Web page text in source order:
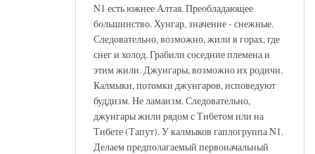
N1 есть южнее Алтая. Преобладающее
большинство. Хунгар, значение - снежные.
Следовательно, возможно, жили в горах, где
снег и холод. Грабили соседние племена и
этим жили. Джунгары, возможно их родичи.
Калмыки, потомки джунгаров, исповедуют
буддизм. Не ламаизм. Следовательно,
джунгары жили рядом с Тибетом или на
Тибете (Тапут). У калмыков гаплогруппа N1.
Делаем предполагаемый первоначальный